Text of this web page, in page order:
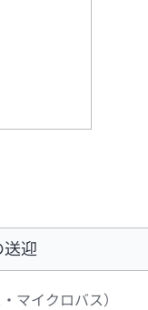
送迎
マイクロバス）